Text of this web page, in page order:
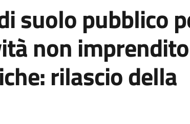
suolo pubblico
non
rilascio della